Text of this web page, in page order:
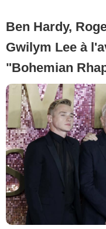
Ben Hardy,
Gwilym Lee à
"Bohemian